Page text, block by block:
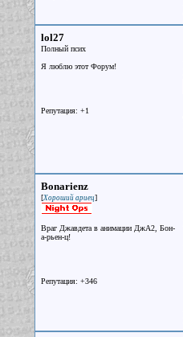
lol27
Полный псих
Я люблю этот Форум!
Репутация: +1
Bonarienz
[Хороший ариец]
Враг Джавдета в анимации ДжА2, Бон-
а-рьен-ц!
Репутация: +346